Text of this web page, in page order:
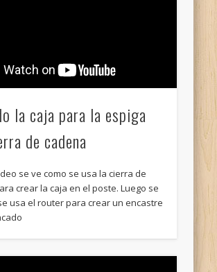
la caja para la espiga
de cadena
se ve como se usa la cierra de
crear la caja en el poste. Luego se
usa el router para crear un encastre